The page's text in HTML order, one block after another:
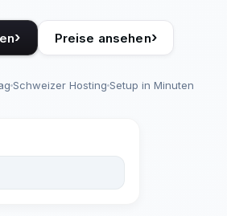
› Preise ansehen›
Schweizer Hosting Setup in Minuten